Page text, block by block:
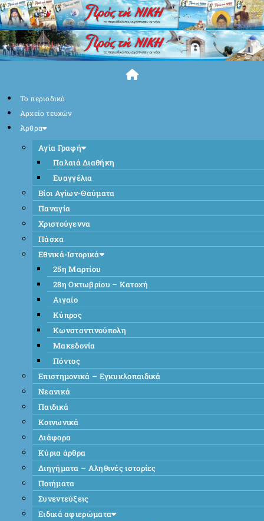
Skip
to
content
Το περιοδικό
Αρχείο τευχών
Άρθρα
Αγία Γραφή
Παλαιά Διαθήκη
Ευαγγέλια
Βίοι Αγίων-Θαύματα
Παναγία
Χριστούγεννα
Πάσχα
Εθνικά-Ιστορικά
25η Μαρτίου
28η Οκτωβρίου – Κατοχή
Αιγαίο
Κύπρος
Κωνσταντινούπολη
Μακεδονία
Πόντος
Επιστημονικά – Εγκυκλοπαιδικά
Νεανικά
Παιδικά
Κοινωνικά
Διάφορα
Κύρια άρθρα
Διηγήματα – Αληθινές ιστορίες
Ποιήματα
Συνεντεύξεις
Ειδικά αφιερώματα